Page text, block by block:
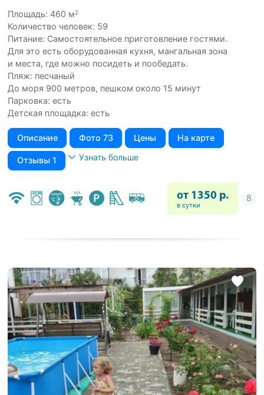
Площадь: 460 м2
Количество человек: 59
Питание: Самостоятельное приготовление гостями.
Для это есть оборудованная кухня, мангальная зона
и места, где можно посидеть и пообедать.
Пляж: песчаный
До моря 900 метров, пешком около 15 минут
Парковка: есть
Детская площадка: есть
Описание Фото 73 Цены На карте
Отзывы 1 Узнать больше
от 1350 р.
в сутки